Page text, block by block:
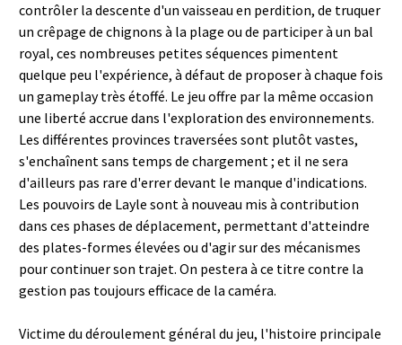
contrôler la descente d'un vaisseau en perdition, de truquer
un crêpage de chignons à la plage ou de participer à un bal
royal, ces nombreuses petites séquences pimentent
quelque peu l'expérience, à défaut de proposer à chaque fois
un gameplay très étoffé. Le jeu offre par la même occasion
une liberté accrue dans l'exploration des environnements.
Les différentes provinces traversées sont plutôt vastes,
s'enchaînent sans temps de chargement ; et il ne sera
d'ailleurs pas rare d'errer devant le manque d'indications.
Les pouvoirs de Layle sont à nouveau mis à contribution
dans ces phases de déplacement, permettant d'atteindre
des plates-formes élevées ou d'agir sur des mécanismes
pour continuer son trajet. On pestera à ce titre contre la
gestion pas toujours efficace de la caméra.
Victime du déroulement général du jeu, l'histoire principale